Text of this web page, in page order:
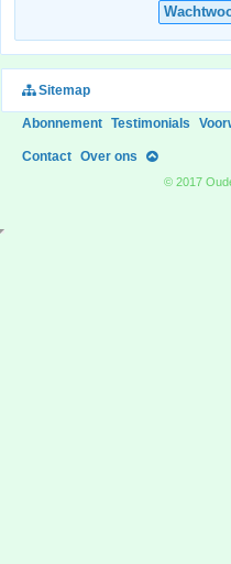
Sitemap
Abonnement Testimonials
Contact Over ons
© 2017